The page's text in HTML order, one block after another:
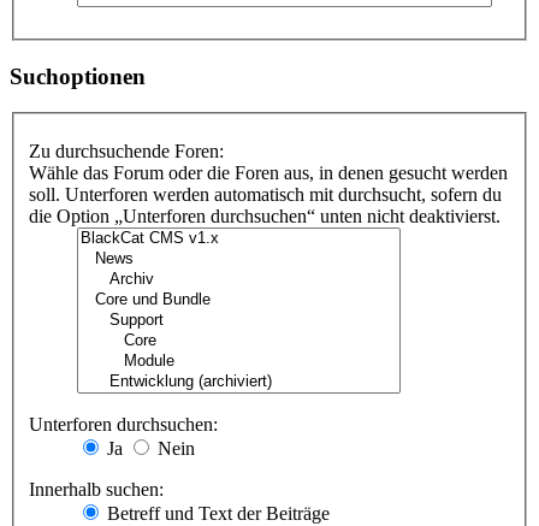
Suchoptionen
Zu durchsuchende Foren:
Wähle das Forum oder die Foren aus, in denen gesucht werden
soll. Unterforen werden automatisch mit durchsucht, sofern du
die Option „Unterforen durchsuchen“ unten nicht deaktivierst.
Unterforen durchsuchen:
Ja
Nein
Innerhalb suchen:
Betreff und Text der Beiträge